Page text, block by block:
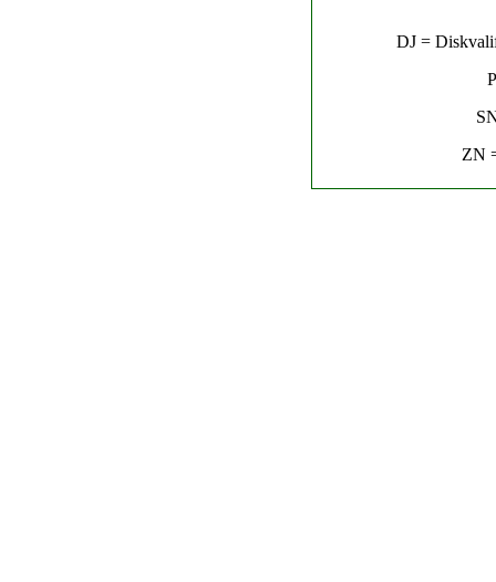
DJ =
ZN